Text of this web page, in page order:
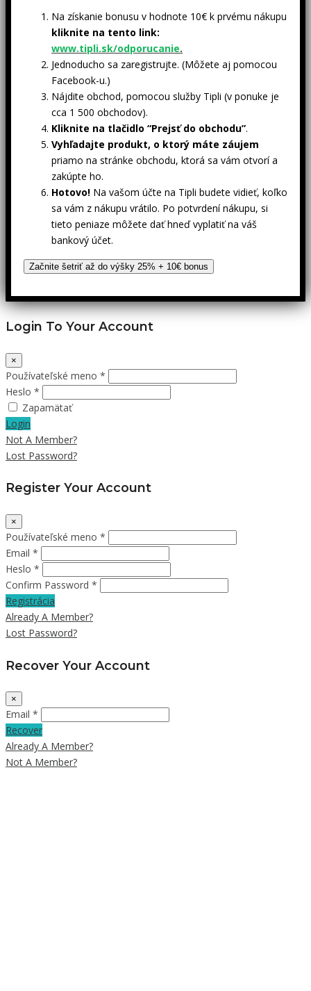
Na získanie bonusu v hodnote 10€ k prvému nákupu
kliknite na tento link:
www.tipli.sk/odporucanie.
Jednoducho sa zaregistrujte. (Môžete aj pomocou
Facebook-u.)
Nájdite obchod, pomocou služby Tipli (v ponuke je
cca 1 500 obchodov).
Kliknite na tlačidlo “Prejsť do obchodu”.
Vyhľadajte produkt, o ktorý máte záujem
priamo na stránke obchodu, ktorá sa vám otvorí a
zakúpte ho.
Hotovo! Na vašom účte na Tipli budete vidieť, koľko
sa vám z nákupu vrátilo. Po potvrdení nákupu, si
tieto peniaze môžete dať hneď vyplatiť na váš
bankový účet.
Začnite šetriť až do výšky 25% + 10€ bonus
Login To Your Account
×
Používateľské meno *
Heslo *
Zapamätať
Login
Not A Member?
Lost Password?
Register Your Account
×
Používateľské meno *
Email *
Heslo *
Confirm Password *
Registrácia
Already A Member?
Lost Password?
Recover Your Account
×
Email *
Recover
Already A Member?
Not A Member?